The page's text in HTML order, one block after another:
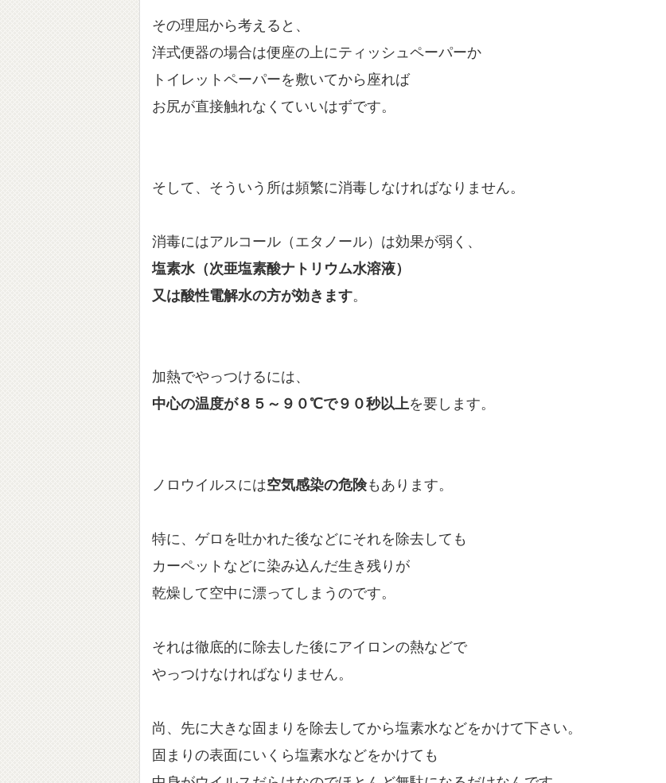
その理屈から考えると、
洋式便器の場合は便座の上にティッシュペーパーか
トイレットペーパーを敷いてから座れば
お尻が直接触れなくていいはずです。
そして、そういう所は頻繁に消毒しなければなりません。
消毒にはアルコール（エタノール）は効果が弱く、
塩素水（次亜塩素酸ナトリウム水溶液）
又は酸性電解水の方が効きます。
加熱でやっつけるには、
中心の温度が８５～９０℃で９０秒以上を要します。
ノロウイルスには空気感染の危険もあります。
特に、ゲロを吐かれた後などにそれを除去しても
カーペットなどに染み込んだ生き残りが
乾燥して空中に漂ってしまうのです。
それは徹底的に除去した後にアイロンの熱などで
やっつけなければなりません。
尚、先に大きな固まりを除去してから塩素水などをかけて下さい。
固まりの表面にいくら塩素水などをかけても